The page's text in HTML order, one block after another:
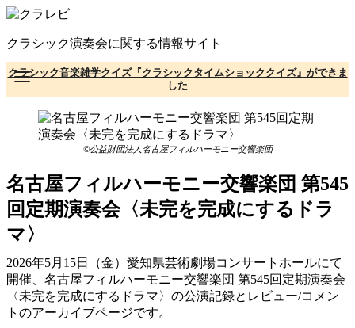
コ
テ
ン
ツ
へ
クラシック演奏会に関する情報サイト
クラシック音楽雑学クイズ『クラシックタイムショッククイズ』ができま
した
©公益財団法人名古屋フィルハーモニー交響楽団
名古屋フィルハーモニー交響楽団 第545
回定期演奏会〈未完を完成にするドラ
マ〉
2026年5月15日（金）愛知県芸術劇場コンサートホールにて
開催、名古屋フィルハーモニー交響楽団 第545回定期演奏会
〈未完を完成にするドラマ〉の公演記録とレビュー/コメン
トのアーカイブページです。